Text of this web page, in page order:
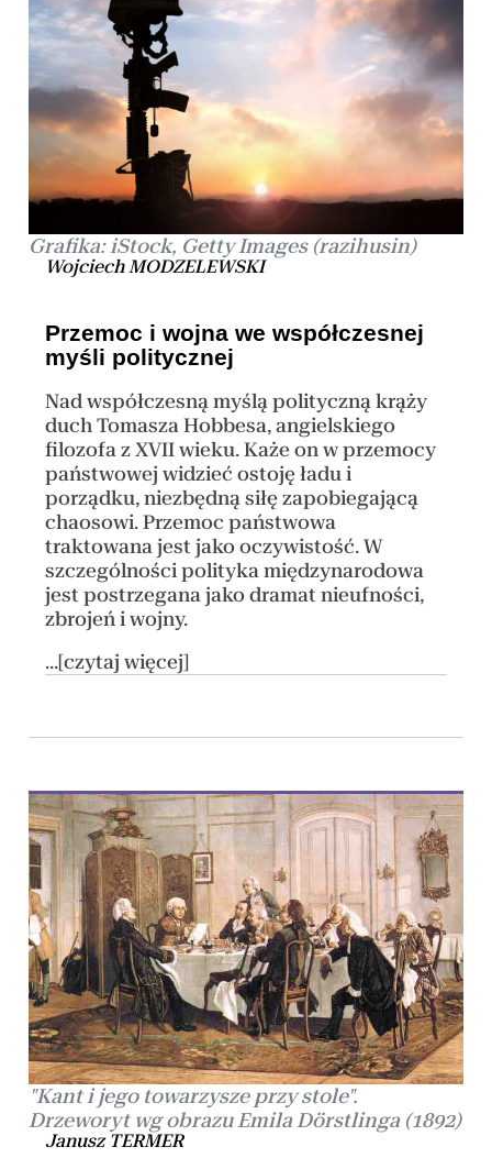
Grafika: iStock, Getty Images (razihusin)
Wojciech MODZELEWSKI
Przemoc i wojna we współczesnej
myśli politycznej
Nad współczesną myślą polityczną krąży
duch Tomasza Hobbesa, angielskiego
filozofa z XVII wieku. Każe on w przemocy
państwowej widzieć ostoję ładu i
porządku, niezbędną siłę zapobiegającą
chaosowi. Przemoc państwowa
traktowana jest jako oczywistość. W
szczególności polityka międzynarodowa
jest postrzegana jako dramat nieufności,
zbrojeń i wojny.
...[czytaj więcej]
"Kant i jego towarzysze przy stole".
Drzeworyt wg obrazu Emila Dörstlinga (1892)
Janusz TERMER